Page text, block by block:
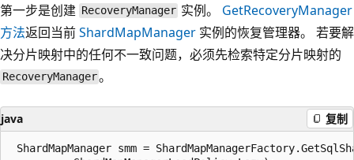
第一步是创建 RecoveryManager 实例。 GetRecoveryManager
方法返回当前ShardMapManager 实例的恢复管理器。 若要解
决分片映射中的任何不一致问题，必须先检索特定分片映射的
RecoveryManager。
java 复制
ShardMapManager smm =